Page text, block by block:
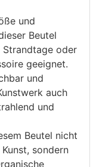
und
Beutel
Strandtage oder
geeignet.
und
auch
und
Beutel nicht
sondern